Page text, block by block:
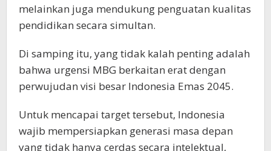
melainkan juga mendukung penguatan kualitas
pendidikan secara simultan.
Di samping itu, yang tidak kalah penting adalah
bahwa urgensi MBG berkaitan erat dengan
perwujudan visi besar Indonesia Emas 2045.
Untuk mencapai target tersebut, Indonesia
wajib mempersiapkan generasi masa depan
yang tidak hanya cerdas secara intelektual,